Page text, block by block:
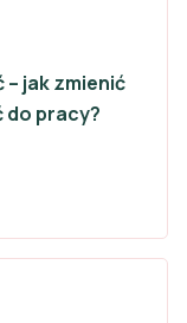
jak zmienić
do pracy?